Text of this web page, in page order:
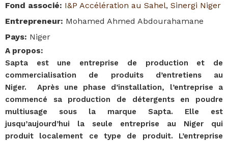
Fond associé: I&P Accélération au Sahel, Sinergi Niger
Entrepreneur: Mohamed Ahmed Abdourahamane
Pays: Niger
A propos:
Sapta est une entreprise de production et de
commercialisation de produits d’entretiens au
Niger. Après une phase d’installation, l’entreprise a
commencé sa production de détergents en poudre
multiusage sous la marque Sapta. Elle est
jusqu’aujourd’hui la seule entreprise au Niger qui
produit localement ce type de produit. L’entreprise